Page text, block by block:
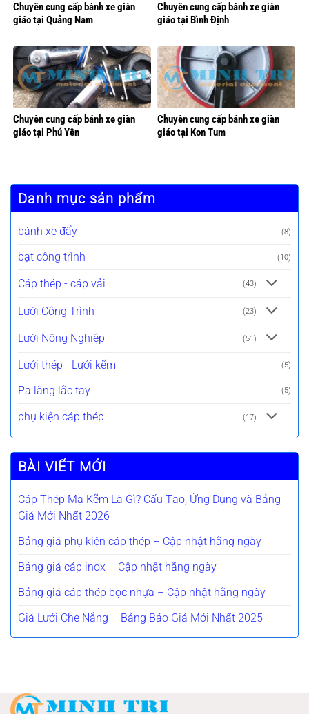
Danh mục sản phẩm
bánh xe đẩy (8)
bạt công trình (10)
Cáp thép - cáp vải (43)
Lưới Công Trình (23)
Lưới Nông Nghiệp (51)
Lưới thép - Lưới kẽm (5)
Pa lăng lắc tay (5)
phụ kiện cáp thép (17)
BÀI VIẾT MỚI
Cáp Thép Mạ Kẽm Là Gì? Cấu Tạo, Ứng Dụng và Bảng
Giá Mới Nhất 2026
Bảng giá phụ kiện cáp thép – Cập nhật hằng ngày
Bảng giá cáp inox – Cập nhật hằng ngày
Bảng giá cáp thép bọc nhựa – Cập nhật hằng ngày
Giá Lưới Che Nắng – Bảng Báo Giá Mới Nhất 2025
Chuyên cung cấp bánh xe giàn
giáo tại Quảng Nam
Chuyên cung cấp bánh xe giàn
giáo tại Bình Định
Chuyên cung cấp bánh xe giàn
giáo tại Phú Yên
Chuyên cung cấp bánh xe giàn
giáo tại Kon Tum